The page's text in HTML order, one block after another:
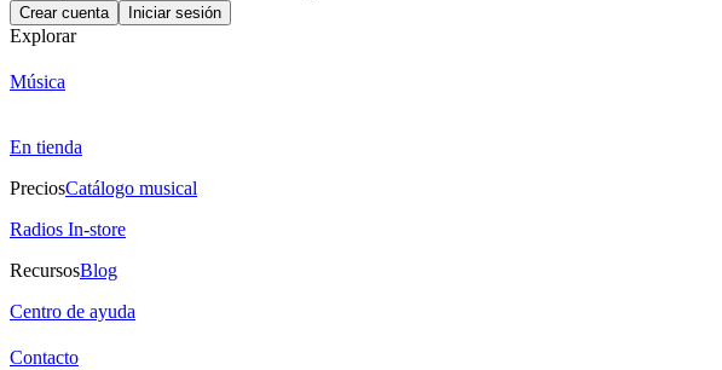
Crear cuenta Iniciar sesión
Explorar
Música
En tienda
PreciosCatálogo musical
Radios In-store
RecursosBlog
Centro de ayuda
Contacto